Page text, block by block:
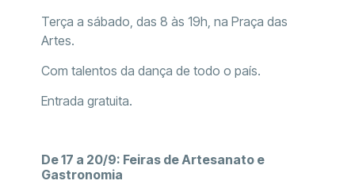
Terça a sábado, das 8 às 19h, na Praça das
Artes.
Com talentos da dança de todo o país.
Entrada gratuita.
De 17 a 20/9: Feiras de Artesanato e
Gastronomia